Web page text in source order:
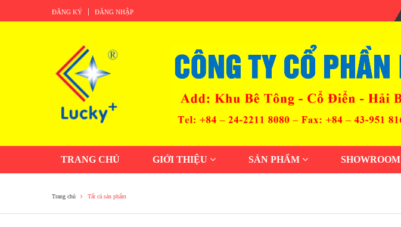
ĐĂNG KÝ ĐĂNG NHẬP
TRANG CHỦ GIỚI THIỆU SẢN PHẨM SHOWROOM
Trang chủ Tất cả sản phẩm